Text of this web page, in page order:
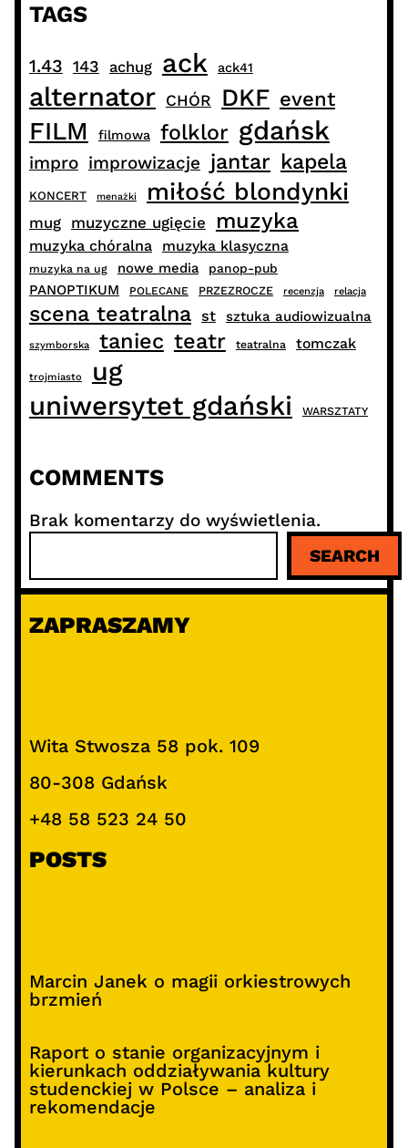
TAGS
1.43 143 achug ack ack41
alternator CHÓR DKF event
FILM filmowa folklor gdańsk
impro improwizacje jantar kapela
KONCERT menażki miłość blondynki
mug muzyczne ugięcie muzyka
muzyka chóralna muzyka klasyczna
muzyka na ug nowe media panop-pub
PANOPTIKUM POLECANE PRZEZROCZE recenzja relacja
scena teatralna st sztuka audiowizualna
szymborska taniec teatr teatralna tomczak
trojmiasto
ug
uniwersytet gdański
WARSZTATY
COMMENTS
Brak komentarzy do wyświetlenia.
u
a
SEARCH
ZAPRASZAMY
Wita Stwosza 58 pok. 109
80-308 Gdańsk
+48 58 523 24 50
POSTS
Marcin Janek o magii orkiestrowych
brzmień
Raport o stanie organizacyjnym i
kierunkach oddziaływania kultury
studenckiej w Polsce – analiza i
rekomendacje